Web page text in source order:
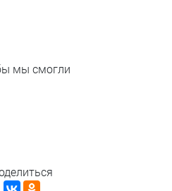
мы смогли